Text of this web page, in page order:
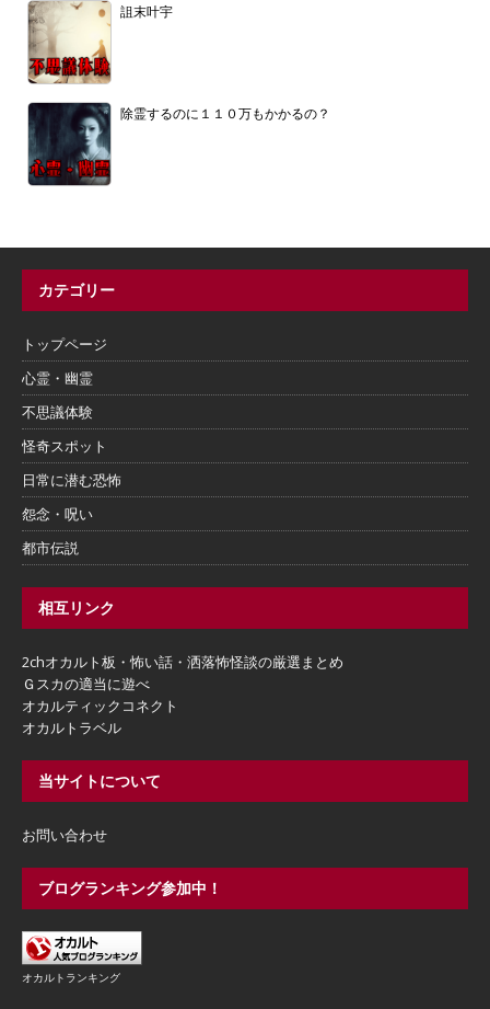
詛末叶宇
除霊するのに１１０万もかかるの？
カテゴリー
トップページ
心霊・幽霊
不思議体験
怪奇スポット
日常に潜む恐怖
怨念・呪い
都市伝説
相互リンク
2chオカルト板・怖い話・洒落怖怪談の厳選まとめ
Ｇスカの適当に遊べ
オカルティックコネクト
オカルトラベル
当サイトについて
お問い合わせ
ブログランキング参加中！
オカルトランキング